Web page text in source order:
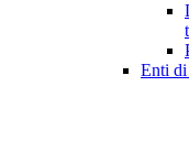
Enti